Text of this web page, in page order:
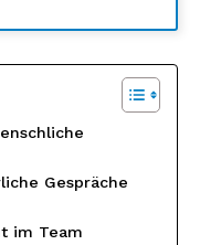
Gespräche
im Team